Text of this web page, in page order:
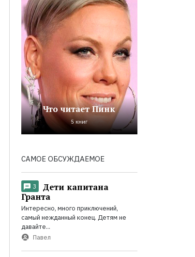
Что читает Пинк
5 книг
САМОЕ ОБСУЖДАЕМОЕ
3
Дети капитана
Гранта
Интересно, много приключений,
самый нежданный конец. Детям не
давайте...
Павел